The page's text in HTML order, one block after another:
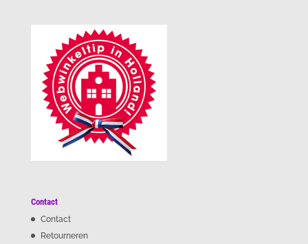
Contact
Contact
Retourneren